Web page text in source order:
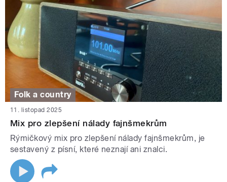
Folk a country
11. listopad 2025
Mix pro zlepšení nálady fajnšmekrům
Rýmičkový mix pro zlepšení nálady fajnšmekrům, je
sestavený z písní, které neznají ani znalci.